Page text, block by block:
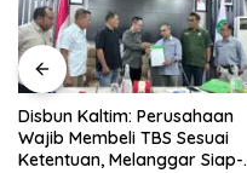
Sambangi Wabup dan
Disbun, FPKS Kutim Harapkan
Perlindungan Petani Sawit